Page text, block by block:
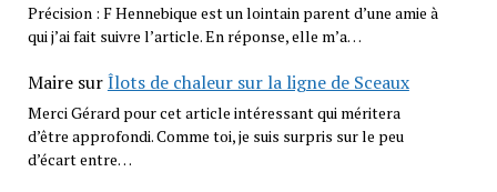
Précision : F Hennebique est un lointain parent d’une amie à
qui j’ai fait suivre l’article. En réponse, elle m’a…
MairesurÎlots de chaleur sur la ligne de Sceaux
Merci Gérard pour cet article intéressant qui méritera
d’être approfondi. Comme toi, je suis surpris sur le peu
d’écart entre…